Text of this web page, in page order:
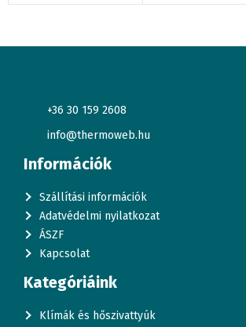
+36 30 159 2608
info@thermoweb.hu
Információk
Szállítási információk
Adatvédelmi nyilatkozat
ÁSZF
Kapcsolat
Kategóriáink
Klímák és hőszivattyúk